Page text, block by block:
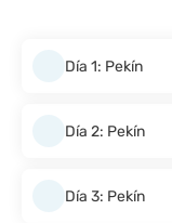
Día 1: Pekín
Día 2: Pekín
Día 3: Pekín